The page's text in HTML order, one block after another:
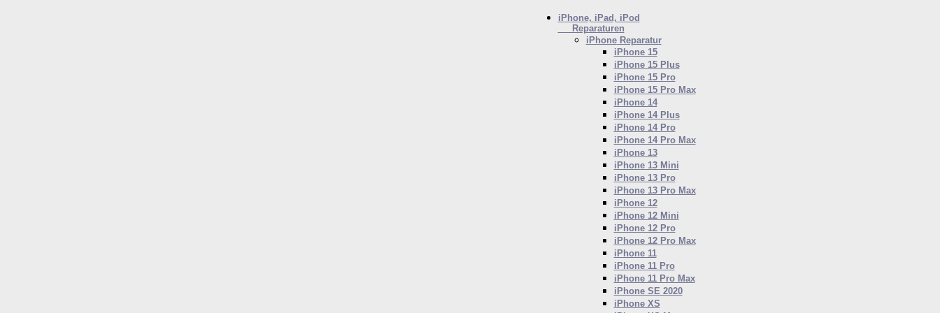
iPhone, iPad, iPod
Reparaturen
iPhoneReparatur
iPhone 15
iPhone 15 Plus
iPhone 15 Pro
iPhone 15 Pro Max
iPhone 14
iPhone 14 Plus
iPhone 14 Pro
iPhone 14 Pro Max
iPhone 13
iPhone 13 Mini
iPhone 13 Pro
iPhone 13 Pro Max
iPhone 12
iPhone 12 Mini
iPhone 12 Pro
iPhone 12 Pro Max
iPhone 11
iPhone 11 Pro
iPhone 11 Pro Max
iPhone SE 2020
iPhone XS